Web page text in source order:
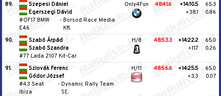
89.
Szepesi Dániel
Egerszegi Dávid
#OF17 BMW
E46
- Borsod Race Media
Kft.
Only4Fun 48:41.6
+14:10.5
+38.1
65.3
0.86
90.
Szabó Árpád
Szabó Szandra
#77 Lada 2107 Kit‐Car
H/8 48:53.3
+14:22.2
+11.7
65.0
0.26
91.
Szlovák Ferenc
Gódor József
#43 Seat
Ibiza
- Dynamic Rally Team
SE.
H/11 48:56.6
+14:25.5
+3.3
65.0
0.07